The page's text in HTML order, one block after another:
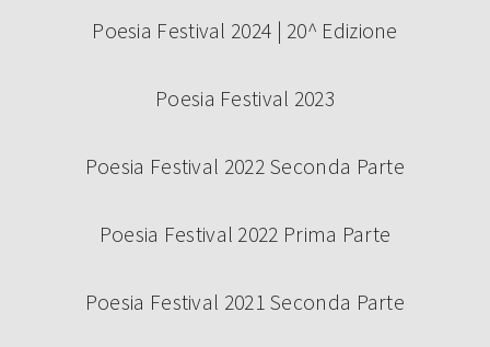
Poesia Festival 2024 | 20^ Edizione
Poesia Festival 2023
Poesia Festival 2022 Seconda Parte
Poesia Festival 2022 Prima Parte
Poesia Festival 2021 Seconda Parte